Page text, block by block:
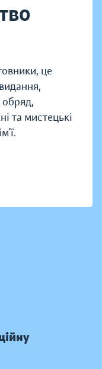
це
обряд,
та мистецькі